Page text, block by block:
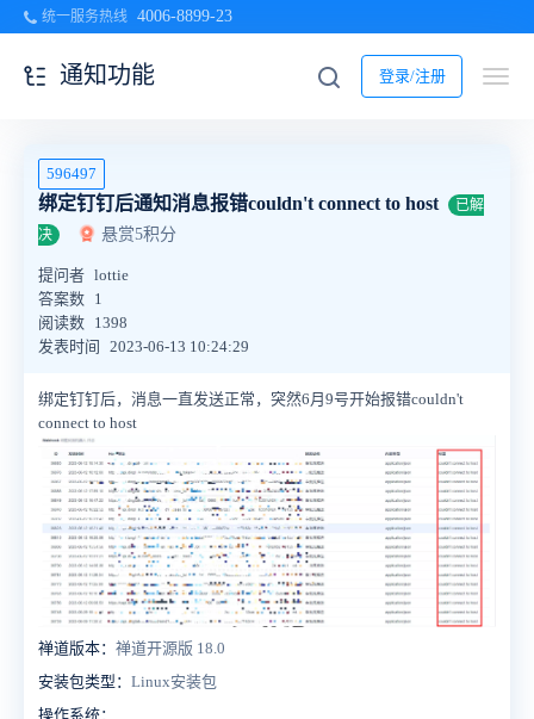
统一服务热线 4006-8899-23
登录/注册
通知功能
596497
绑定钉钉后通知消息报错couldn't connect to host
已解
决
悬赏5积分
提问者 lottie
答案数 1
阅读数 1398
发表时间
2023-06-13 10:24:29
绑定钉钉后，消息一直发送正常，突然6月9号开始报错couldn't
connect to host
禅道版本： 禅道开源版 18.0
安装包类型： Linux安装包
操作系统：